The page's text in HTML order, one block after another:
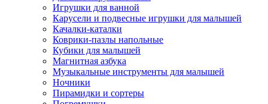
Игрушки для ванной
Карусели и подвесные игрушки для малышей
Качалки-каталки
Коврики-пазлы напольные
Кубики для малышей
Магнитная азбука
Музыкальные инструменты для малышей
Ночники
Пирамидки и сортеры